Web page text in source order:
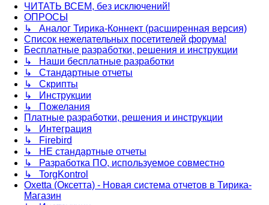
ЧИТАТЬ ВСЕМ, без исключений!
ОПРОСЫ
↳ Аналог Тирика-Коннект (расширенная версия)
Список нежелательных посетителей форума!
Бесплатные разработки, решения и инструкции
↳ Наши бесплатные разработки
↳ Стандартные отчеты
↳ Скрипты
↳ Инструкции
↳ Пожелания
Платные разработки, решения и инструкции
↳ Интеграция
↳ Firebird
↳ НЕ стандартные отчеты
↳ Разработка ПО, используемое совместно
↳ TorgKontrol
Oxetta (Оксетта) - Новая система отчетов в Тирика-
Магазин